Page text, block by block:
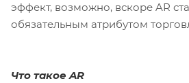
эффект, возможно, вскоре AR
обязательным атрибутом
Что такое AR